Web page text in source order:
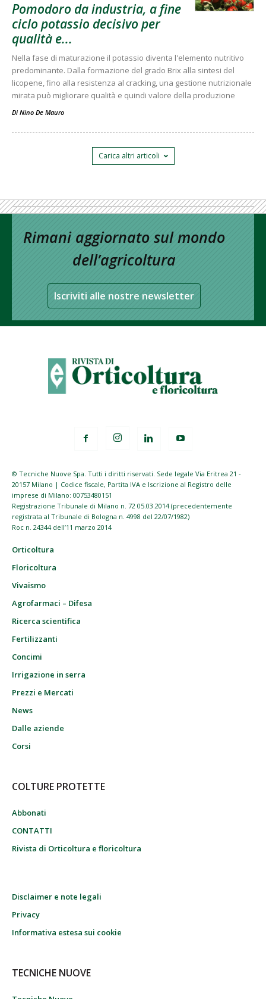
Pomodoro da industria, a fine
ciclo potassio decisivo per
qualità e...
Nella fase di maturazione il potassio diventa l'elemento nutritivo
predominante. Dalla formazione del grado Brix alla sintesi del
licopene, fino alla resistenza al cracking, una gestione nutrizionale
mirata può migliorare qualità e quindi valore della produzione
Di Nino De Mauro
Carica altri articoli
Rimani aggiornato sul mondo
dell’agricoltura
Iscriviti alle nostre newsletter
© Tecniche Nuove Spa. Tutti i diritti riservati. Sede legale Via Eritrea 21 -
20157 Milano | Codice fiscale, Partita IVA e Iscrizione al Registro delle
imprese di Milano: 00753480151
Registrazione Tribunale di Milano n. 72 05.03.2014 (precedentemente
registrata al Tribunale di Bologna n. 4998 del 22/07/1982)
Roc n. 24344 dell’11 marzo 2014
Orticoltura
Floricoltura
Vivaismo
Agrofarmaci – Difesa
Ricerca scientifica
Fertilizzanti
Concimi
Irrigazione in serra
Prezzi e Mercati
News
Dalle aziende
Corsi
COLTURE PROTETTE
Abbonati
CONTATTI
Rivista di Orticoltura e floricoltura
Disclaimer e note legali
Privacy
Informativa estesa sui cookie
TECNICHE NUOVE